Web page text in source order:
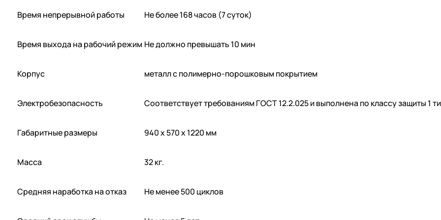
Время непрерывной работы Не более 168 часов (7 суток)
Время выхода на рабочий режим Не должно превышать 10 мин
Корпус металл с полимерно-порошковым покрытием
Электробезопасность Соответствует требованиям ГОСТ 12.2.025 и выполнена по классу защиты 1
Габаритные размеры 940 х 570 х 1220 мм
Масса 32 кг.
Средняя наработка на отказ Не менее 500 циклов